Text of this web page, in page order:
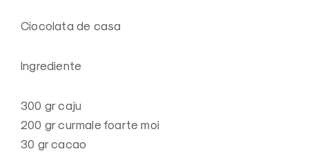
Ciocolata de casa
Ingrediente
300 gr caju
200 gr curmale foarte moi
30 gr cacao